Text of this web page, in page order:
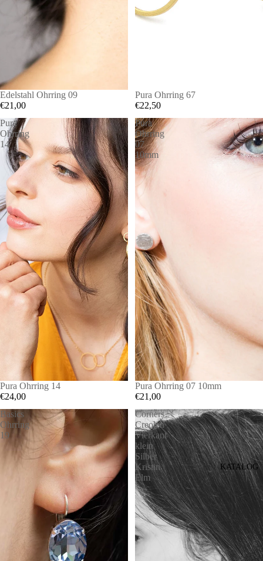
KATALOG
Edelstahl Ohrring 09
€21,00
Pura Ohrring 67
€22,50
Pura
Ohrring
14
Pura Ohrring 14
€24,00
Pura
Ohrring
07
10mm
Pura Ohrring 07 10mm
€21,00
Basics
Ohrring
19
Corners
Creolen
Vierkant
klein
Silber
Kristin
Elm